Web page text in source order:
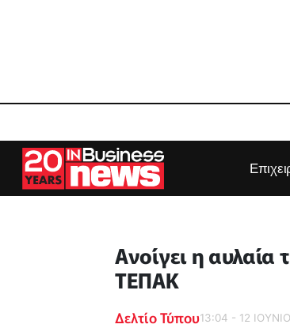
Ανοίγει η
ΤΕΠΑΚ
Δελτίο Τύπου13:04 - 12